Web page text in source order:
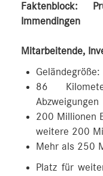
Faktenblock:
Immendingen
Mitarbeitende,
86
Abzweigungen
200 Millionen
weitere 200
Mehr als 250
Platz für